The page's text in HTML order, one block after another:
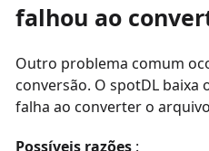
falhou ao
Outro problema comum
conversão. O spotDL baixa
falha ao converter o
Possíveis razões :